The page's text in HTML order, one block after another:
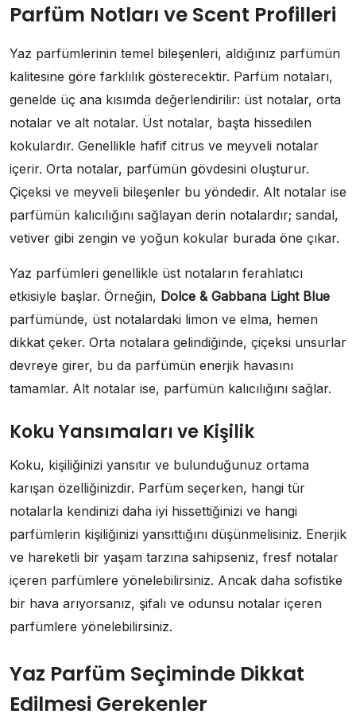
Parfüm Notları ve Scent Profilleri
Yaz parfümlerinin temel bileşenleri, aldığınız parfümün
kalitesine göre farklılık gösterecektir. Parfüm notaları,
genelde üç ana kısımda değerlendirilir: üst notalar, orta
notalar ve alt notalar. Üst notalar, başta hissedilen
kokulardır. Genellikle hafif citrus ve meyveli notalar
içerir. Orta notalar, parfümün gövdesini oluşturur.
Çiçeksi ve meyveli bileşenler bu yöndedir. Alt notalar ise
parfümün kalıcılığını sağlayan derin notalardır; sandal,
vetiver gibi zengin ve yoğun kokular burada öne çıkar.
Yaz parfümleri genellikle üst notaların ferahlatıcı
etkisiyle başlar. Örneğin, Dolce & Gabbana Light Blue
parfümünde, üst notalardaki limon ve elma, hemen
dikkat çeker. Orta notalara gelindiğinde, çiçeksi unsurlar
devreye girer, bu da parfümün enerjik havasını
tamamlar. Alt notalar ise, parfümün kalıcılığını sağlar.
Koku Yansımaları ve Kişilik
Koku, kişiliğinizi yansıtır ve bulunduğunuz ortama
karışan özelliğinizdir. Parfüm seçerken, hangi tür
notalarla kendinizi daha iyi hissettiğinizi ve hangi
parfümlerin kişiliğinizi yansıttığını düşünmelisiniz. Enerjik
ve hareketli bir yaşam tarzına sahipseniz, fresf notalar
içeren parfümlere yönelebilirsiniz. Ancak daha sofistike
bir hava arıyorsanız, şifalı ve odunsu notalar içeren
parfümlere yönelebilirsiniz.
Yaz Parfüm Seçiminde Dikkat
Edilmesi Gerekenler